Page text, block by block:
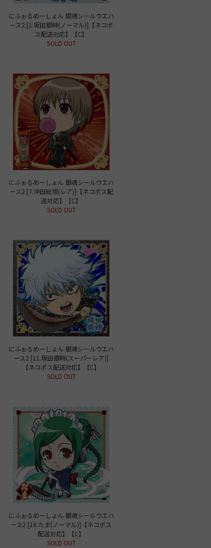
にふぉるめーしょん 銀魂シールウエハ
ース2 [1.坂田銀時(ノーマル)]【ネコポ
ス配送対応】【C】
SOLD OUT
にふぉるめーしょん 銀魂シールウエハ
ース2 [7.沖田総悟(レア)]【ネコポス配
送対応】【C】
SOLD OUT
にふぉるめーしょん 銀魂シールウエハ
ース2 [11.坂田銀時(スーパーレア)]
【ネコポス配送対応】【C】
SOLD OUT
にふぉるめーしょん 銀魂シールウエハ
ース2 [16.たま(ノーマル)]【ネコポス
配送対応】【C】
SOLD OUT